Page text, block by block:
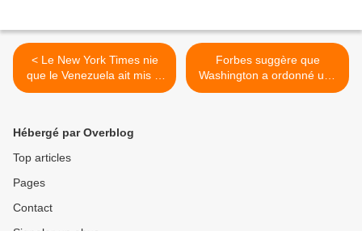
< Le New York Times nie
que le Venezuela ait mis le
feu à un convoi humanitaire
Forbes suggère que
Washington a ordonné une
cyber-attaque contre le
Hébergé par Overblog
Top articles
Pages
Contact